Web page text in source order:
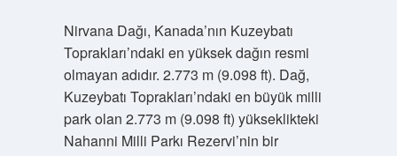
Nirvana Dağı, Kanada’nın Kuzeybatı
Toprakları’ndaki en yüksek dağın resmi
olmayan adıdır. 2.773 m (9.098 ft). Dağ,
Kuzeybatı Toprakları’ndaki en büyük milli
park olan 2.773 m (9.098 ft) yükseklikteki
Nahanni Milli Parkı Rezervi’nin bir